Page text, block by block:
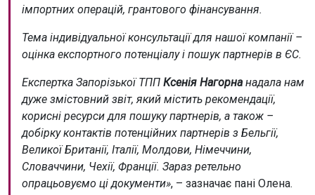
імпортних операцій, грантового фінансування.
Тема індивідуальної консультації для нашої компанії –
оцінка експортного потенціалу і пошук партнерів в ЄС.
Експертка Запорізької ТПП Ксенія Нагорнанадала нам
дуже змістовний звіт, який містить рекомендації,
корисні ресурси для пошуку партнерів, а також –
добірку контактів потенційних партнерів з Бельгії,
Великої Британії, Італії, Молдови, Німеччини,
Словаччини, Чехії, Франції. Зараз ретельно
опрацьовуємо ці документи», – зазначає пані Олена.